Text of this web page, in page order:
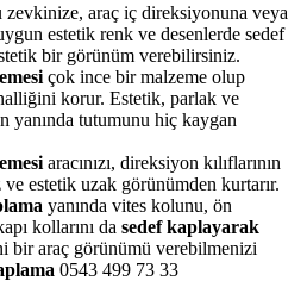
araç iç direksiyonuna veya
estetik renk ve desenlerde sedef
bir görünüm verebilirsiniz.
çok ince bir malzeme olup
korur. Estetik, parlak ve
yanında tutumunu hiç kaygan
aracınızı, direksiyon kılıflarının
estetik uzak görünümden kurtarır.
yanında vites kolunu, ön
kollarını da sedef kaplayarak
bir araç görünümü verebilmenizi
0543 499 73 33